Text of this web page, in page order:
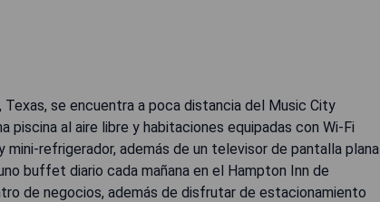
se encuentra a poca distancia del Music City
al aire libre y habitaciones equipadas con Wi-Fi
refrigerador, además de un televisor de pantalla plana
buffet diario cada mañana en el Hampton Inn de
de negocios, además de disfrutar de estacionamiento